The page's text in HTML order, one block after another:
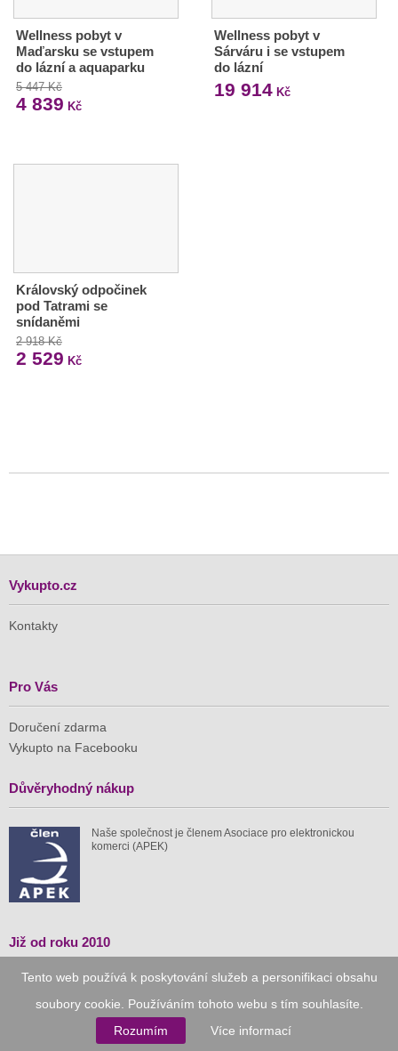
Tento web používá k poskytování služeb a personifikaci obsahu
soubory cookie. Používáním tohoto webu s tím souhlasíte.
Rozumím
Více informací
Wellness pobyt v
Maďarsku se vstupem
do lázní a aquaparku
5 447 Kč
4 839 Kč
Wellness pobyt v
Sárváru i se vstupem
do lázní
19 914Kč
Královský odpočinek
pod Tatrami se
snídaněmi
2 918 Kč
2 529 Kč
Vykupto.cz
Kontakty
Pro Vás
Doručení zdarma
Vykupto na Facebooku
Důvěryhodný nákup
Naše společnost je členem Asociace pro elektronickou
komerci (APEK)
Již od roku 2010
59 tis.
spuštěných nabídek
1 511 mil.